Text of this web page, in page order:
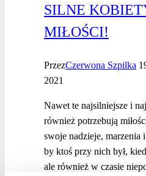
SILNE
MIŁOŚCI!
PrzezCzerwona Szpilka
2021
Nawet te najsilniejsze i
również potrzebują
swoje nadzieje, marzenia
by ktoś przy nich był,
ale również w czasie